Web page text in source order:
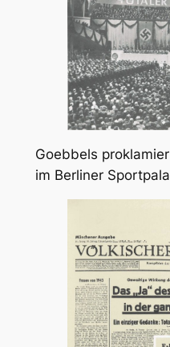
Goebbels
im Berliner